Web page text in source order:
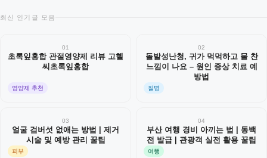
최신 인기글 모음
01
초록잎홍합 관절영양제 리뷰 고헬
씨초록잎홍합
영양제 추천
02
돌발성난청, 귀가 먹먹하고 물 찬
느낌이 나요 – 원인 증상 치료 예
방법
질병
03
얼굴 검버섯 없애는 방법 | 제거
시술 및 예방 관리 꿀팁
피부
04
부산 여행 경비 아끼는 법 | 동백
전 발급 | 관광객 실전 활용 꿀팁
여행